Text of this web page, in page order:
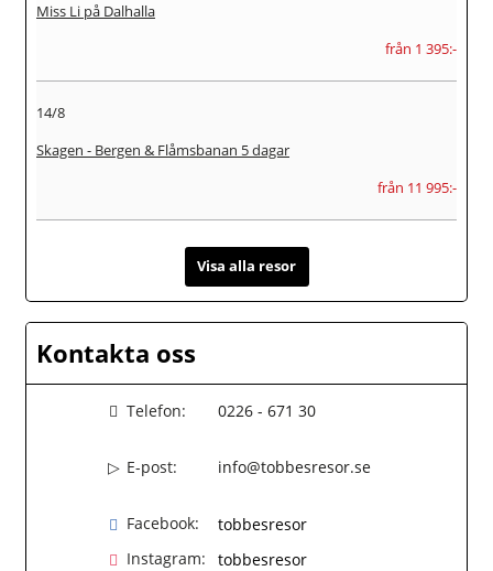
Miss Li på Dalhalla
från 1 395:-
14/8
Skagen - Bergen & Flåmsbanan 5 dagar
från 11 995:-
Visa alla resor
Kontakta oss
Telefon: 0226 - 671 30
E-post: info@tobbesresor.se
Facebook:
tobbesresor
Instagram:
tobbesresor